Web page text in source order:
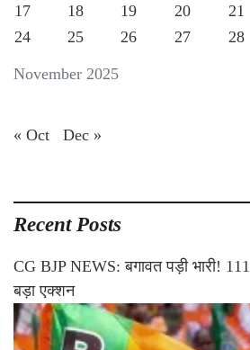
November 2025
17
18 19 20 21
24
25 26 27 28
« Oct Dec »
Recent Posts
CG BJP NEWS: बगावत पड़ी भारी!
बड़ा एक्शन